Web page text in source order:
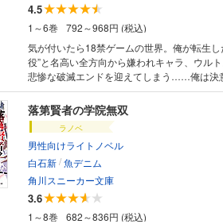
4.5
1～6巻
792～968円 (税込)
気が付いたら18禁ゲームの世界。俺が転生
役”と名高い全方向から嫌われキャラ、ウ
悲惨な破滅エンドを迎えてしまう……俺は決
善良なモブＡとして生き抜こうと!! ヒロイ
たらと褒められるんだが）、お付きの冒険者
ンクとか嘘だろうけど）、原作主人公が強く
方がいいよね）。 俺の計画は完璧だ……と
らと全員の好感度が爆上がり。物語の重要
最強悪役転生×勘違いコメディの錯綜成り上が
落第賢者の学院無双
ラノベ
男性向けライトノベル
白石新/魚デニム
角川スニーカー文庫
3.6
1～8巻
682～836円 (税込)